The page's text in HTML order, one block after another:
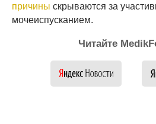
причины скрываются за
мочеиспусканием.
Читайте